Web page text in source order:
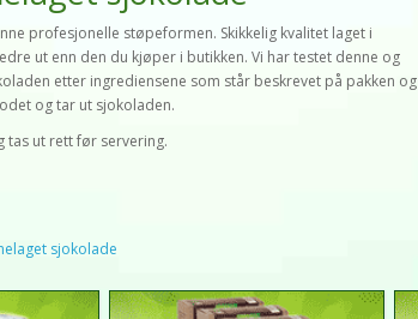
profesjonelle støpeformen. Skikkelig kvalitet laget i
ut enn den du kjøper i butikken. Vi har testet denne og
etter ingrediensene som står beskrevet på pakken og
og tar ut sjokoladen.
tas ut rett før servering.
sjokolade